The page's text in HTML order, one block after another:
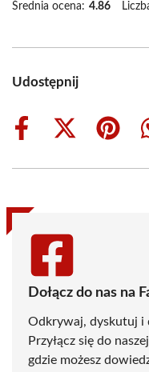
Średnia ocena: 4.86
Udostępnij
Share
Share
(Twitter)
Share
Dołącz do nas na
Odkrywaj, dyskutuj i
Przyłącz się do
gdzie możesz